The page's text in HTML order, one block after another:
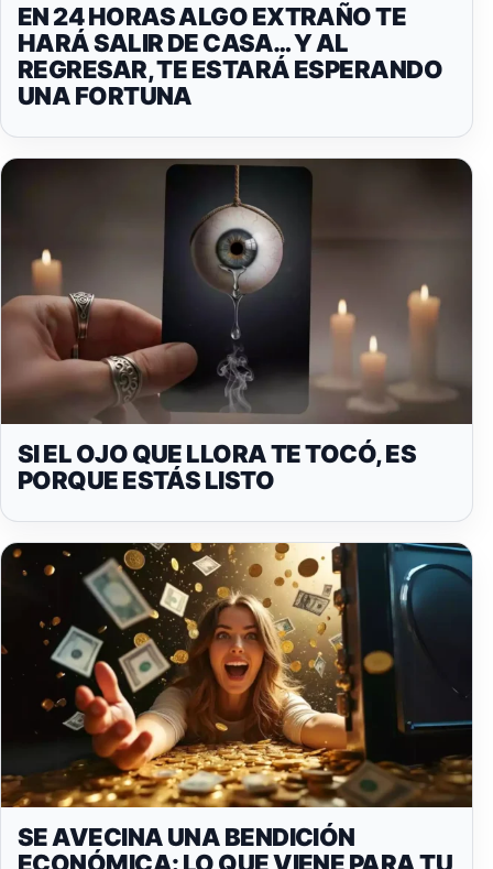
EN 24 HORAS ALGO EXTRAÑO TE
HARÁ SALIR DE CASA… Y AL
REGRESAR, TE ESTARÁ ESPERANDO
UNA FORTUNA
SI EL OJO QUE LLORA TE TOCÓ, ES
PORQUE ESTÁS LISTO
SE AVECINA UNA BENDICIÓN